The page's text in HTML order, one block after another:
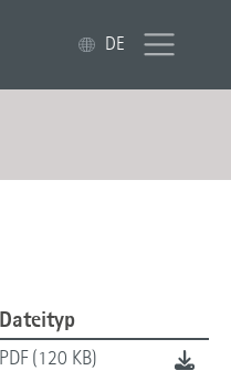
DE
Dateityp
PDF (120 KB)